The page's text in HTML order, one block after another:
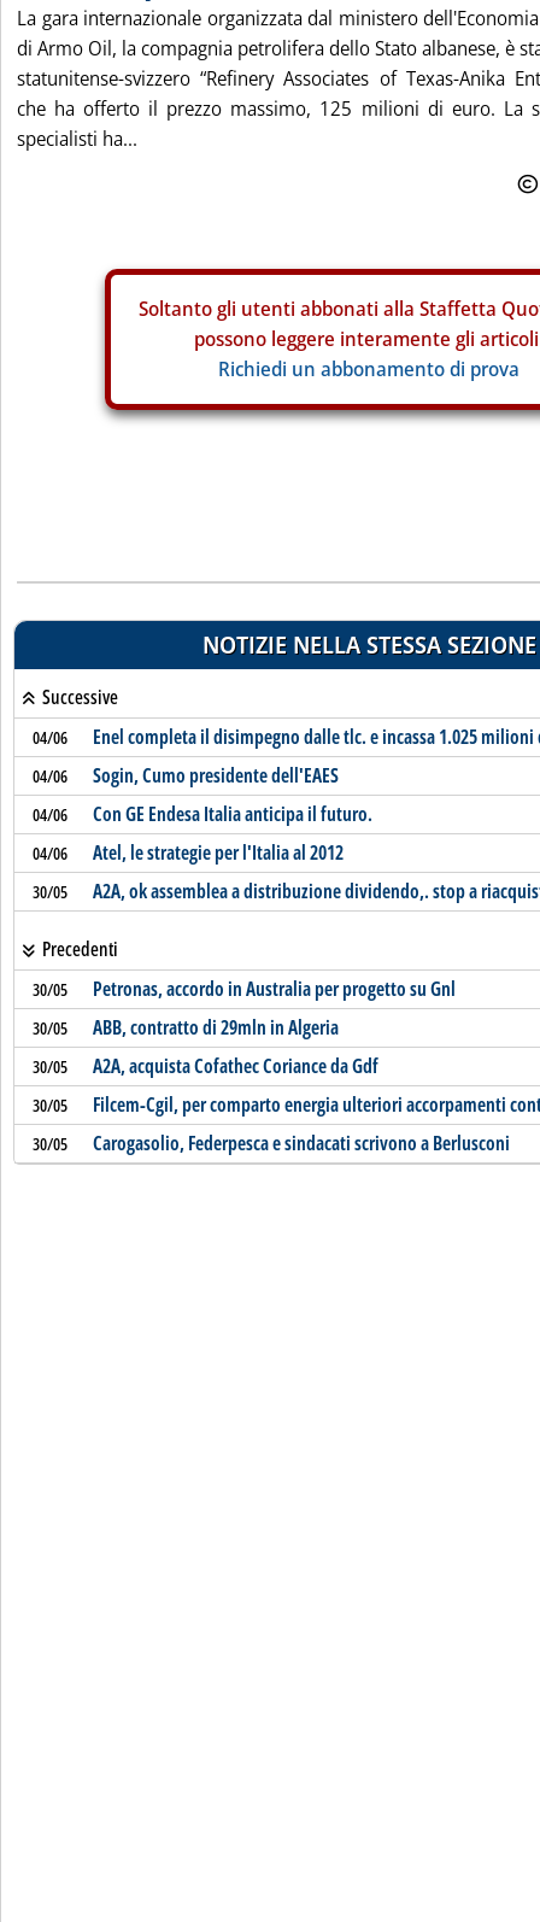
La gara internazionale organizzata dal ministero
di Armo Oil, la compagnia petrolifera dello Stato albanese, è
statunitense-svizzero “Refinery Associates of Texas-Anika
che ha offerto il prezzo massimo, 125 milioni di euro. La
specialisti ha...
Soltanto gli utenti abbonati alla Staffetta
possono leggere interamente gli
Richiedi un abbonamento di prova
NOTIZIE NELLA STESSA SEZIONE
Successive
04/06 Enel completa il disimpegno dalle tlc. e incassa 1.025 milioni
04/06 Sogin, Cumo presidente dell'EAES
04/06 Con GE Endesa Italia anticipa il futuro.
04/06 Atel, le strategie per l'Italia al 2012
30/05 A2A, ok assemblea a distribuzione dividendo,. stop a
Precedenti
30/05 Petronas, accordo in Australia per progetto su Gnl
30/05 ABB, contratto di 29mln in Algeria
30/05 A2A, acquista Cofathec Coriance da Gdf
30/05 Filcem-Cgil, per comparto energia ulteriori accorpamenti
30/05 Carogasolio, Federpesca e sindacati scrivono a Berlusconi